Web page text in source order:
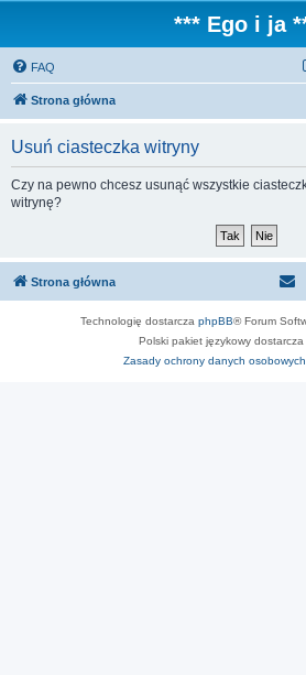
*** Ego i ja
FAQ
Strona główna
Usuń ciasteczka witryny
Czy na pewno chcesz usunąć wszystkie
witrynę?
Strona główna
Technologię dostarcza phpBB® Forum
Polski pakiet językowy dostarcza
Zasady ochrony danych osobowych